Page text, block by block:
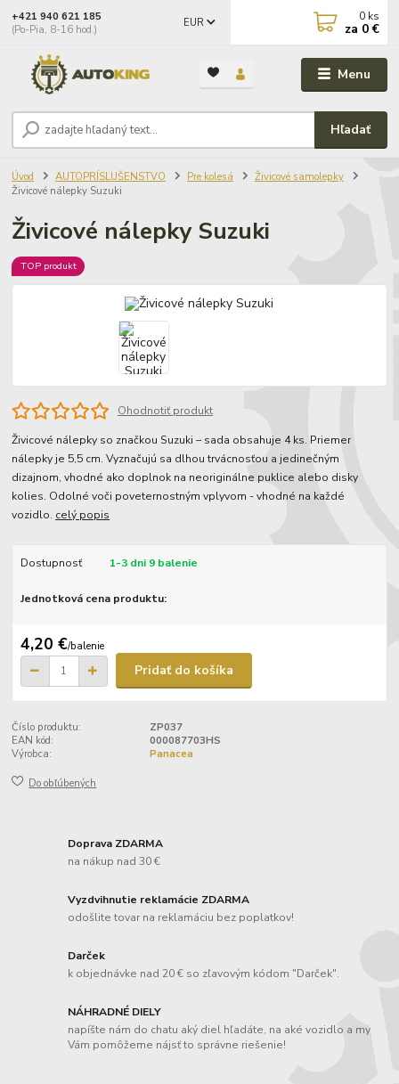
Menu
EUR
Hľadať
+421 940 621 185
(Po-Pia, 8-16 hod.)
0 ks
za 0 €
Úvod AUTOPRÍSLUŠENSTVO Pre kolesá
Živicové samolepky
Živicové nálepky Suzuki
Živicové nálepky Suzuki
TOP produkt
Ohodnotiť produkt
Živicové nálepky so značkou Suzuki – sada obsahuje 4 ks. Priemer
nálepky je 5,5 cm. Vyznačujú sa dlhou trvácnosťou a jedinečným
dizajnom, vhodné ako doplnok na neoriginálne puklice alebo disky
kolies. Odolné voči poveternostným vplyvom - vhodné na každé
vozidlo. celý popis
Dostupnosť 1-3 dni 9 balenie
Jednotková cena produktu:
4,20 €/balenie
Pridať do košíka
Číslo produktu:
ZP037
EAN kód:
000087703HS
Výrobca:
Panacea
Do obľúbených
Doprava ZDARMA
na nákup nad 30 €
Vyzdvihnutie reklamácie ZDARMA
odošlite tovar na reklamáciu bez poplatkov!
Darček
k objednávke nad 20 € so zľavovým kódom "Darček".
NÁHRADNÉ DIELY
napíšte nám do chatu aký diel hľadáte, na aké vozidlo a my
Vám pomôžeme nájsť to správne riešenie!